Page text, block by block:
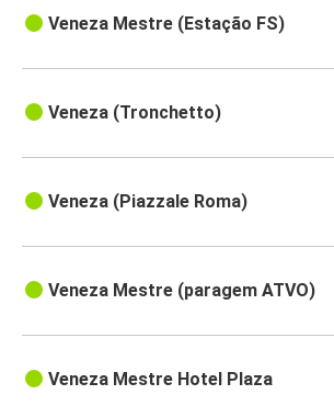
Veneza Mestre (Estação FS)
Veneza (Tronchetto)
Veneza (Piazzale Roma)
Veneza Mestre (paragem ATVO)
Veneza Mestre Hotel Plaza